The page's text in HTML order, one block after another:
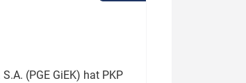
(PGE GiEK) hat PKP